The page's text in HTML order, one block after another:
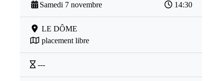
Samedi 7 novembre 14:30
LE DÔME
placement libre
---